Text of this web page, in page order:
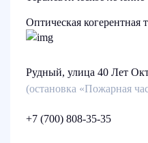
Рудный, улица 40 Лет
(остановка «Пожарная
+7 (700) 808-35-35
Оптическая